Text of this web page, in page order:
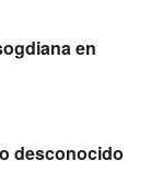
en
desconocido